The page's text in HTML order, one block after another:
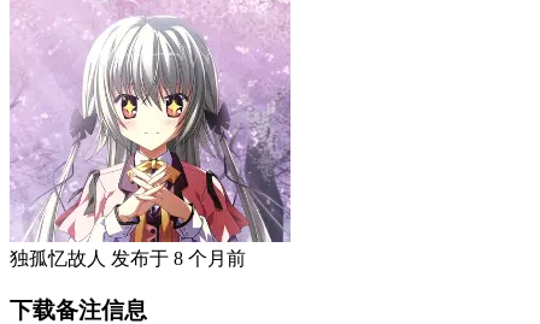
独孤忆故人 发布于 8 个月前
下载备注信息